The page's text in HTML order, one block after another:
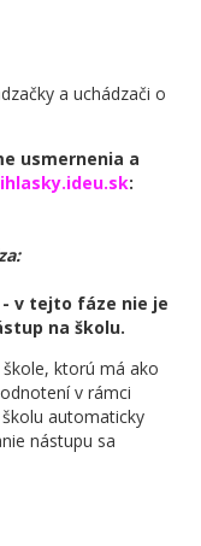
a uchádzači o
usmernenia a
:
- v tejto fáze nie je
na školu.
ktorú má ako
v rámci
automaticky
nástupu sa